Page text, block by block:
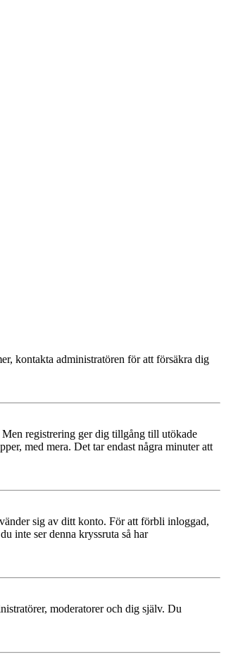
kontakta administratören för att försäkra dig
Men registrering ger dig tillgång till utökade
med mera. Det tar endast några minuter att
sig av ditt konto. För att förbli inloggad,
inte ser denna kryssruta så har
moderatorer och dig själv. Du